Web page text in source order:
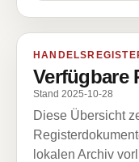
Verfügbare
Stand 2025-10-28
Diese Übersicht
lokalen Archiv